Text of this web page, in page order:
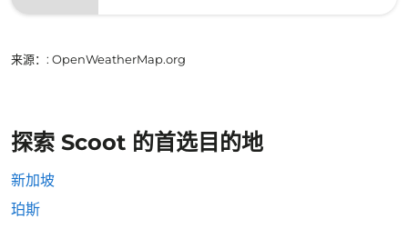
来源： : OpenWeatherMap.org
探索 Scoot 的首选目的地
新加坡
珀斯